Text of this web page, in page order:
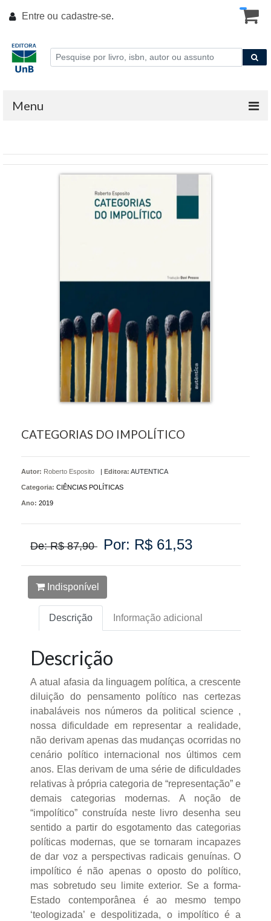
Entre ou cadastre-se.
Menu
CATEGORIAS DO IMPOLÍTICO
Autor: Roberto Esposito | Editora: AUTENTICA
Categoria: CIÊNCIAS POLÍTICAS
Ano: 2019
De: R$ 87,90 Por: R$ 61,53
Indisponível
Descrição Informação adicional
Descrição
A atual afasia da linguagem política, a crescente
diluição do pensamento político nas certezas
inabaláveis nos números da political science ,
nossa dificuldade em representar a realidade,
não derivam apenas das mudanças ocorridas no
cenário político internacional nos últimos cem
anos. Elas derivam de uma série de dificuldades
relativas à própria categoria de “representação” e
demais categorias modernas. A noção de
“impolítico” construída neste livro desenha seu
sentido a partir do esgotamento das categorias
políticas modernas, que se tornaram incapazes
de dar voz a perspectivas radicais genuínas. O
impolítico é não apenas o oposto do político,
mas sobretudo seu limite exterior. Se a forma-
Estado contemporânea é ao mesmo tempo
‘teologizada’ e despolitizada, o impolítico é a